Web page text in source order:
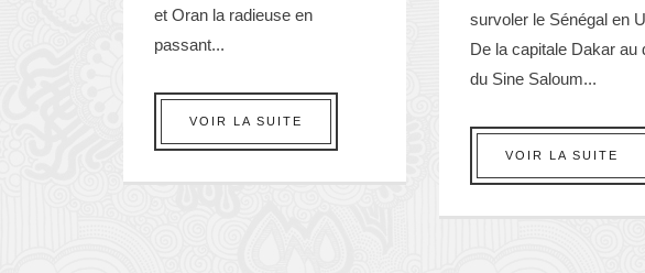
et Oran la radieuse en
passant...
VOIR LA SUITE
survoler le Sénégal en
De la capitale Dakar au
du Sine Saloum...
VOIR LA SUITE